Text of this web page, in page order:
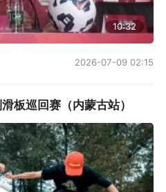
10:32
2026-07-09 02:15
板巡回赛（内蒙古站）